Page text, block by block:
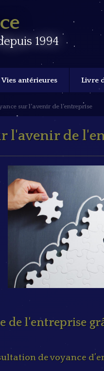
1994
Vies antérieures Livre
sur l'avenir de l'entreprise
l'avenir de
de l'entreprise
de voyance